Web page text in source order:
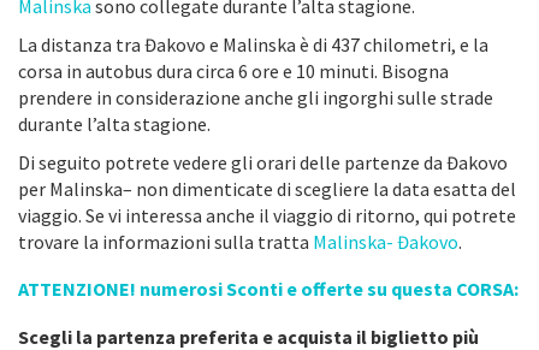
Malinska sono collegate durante l’alta stagione.
La distanza tra Đakovo e Malinska è di 437 chilometri, e la
corsa in autobus dura circa 6 ore e 10 minuti. Bisogna
prendere in considerazione anche gli ingorghi sulle strade
durante l’alta stagione.
Di seguito potrete vedere gli orari delle partenze da Đakovo
per Malinska– non dimenticate di scegliere la data esatta del
viaggio. Se vi interessa anche il viaggio di ritorno, qui potrete
trovare la informazioni sulla tratta Malinska- Đakovo.
ATTENZIONE! numerosi Sconti e offerte su questa CORSA:
Scegli la partenza preferita e acquista il biglietto più